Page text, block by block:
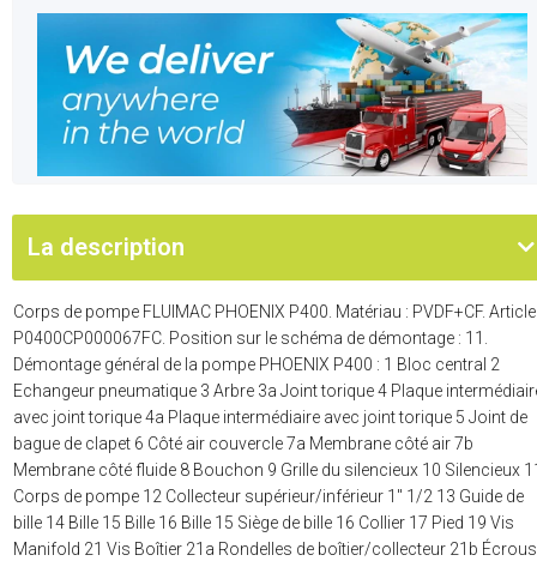
La description
Corps de pompe FLUIMAC PHOENIX P400. Matériau : PVDF+CF.
P0400CP000067FC. Position sur le schéma de démontage : 11.
Démontage général de la pompe PHOENIX P400 : 1 Bloc central 2
Echangeur pneumatique 3 Arbre 3a Joint torique 4 Plaque
avec joint torique 4a Plaque intermédiaire avec joint torique 5 Joint de
bague de clapet 6 Côté air couvercle 7a Membrane côté air 7b
Membrane côté fluide 8 Bouchon 9 Grille du silencieux 10 Silencieux
Corps de pompe 12 Collecteur supérieur/inférieur 1" 1/2 13 Guide de
bille 14 Bille 15 Bille 16 Bille 15 Siège de bille 16 Collier 17 Pied 19 Vis
Manifold 21 Vis Boîtier 21a Rondelles de boîtier/collecteur 21b Écrous